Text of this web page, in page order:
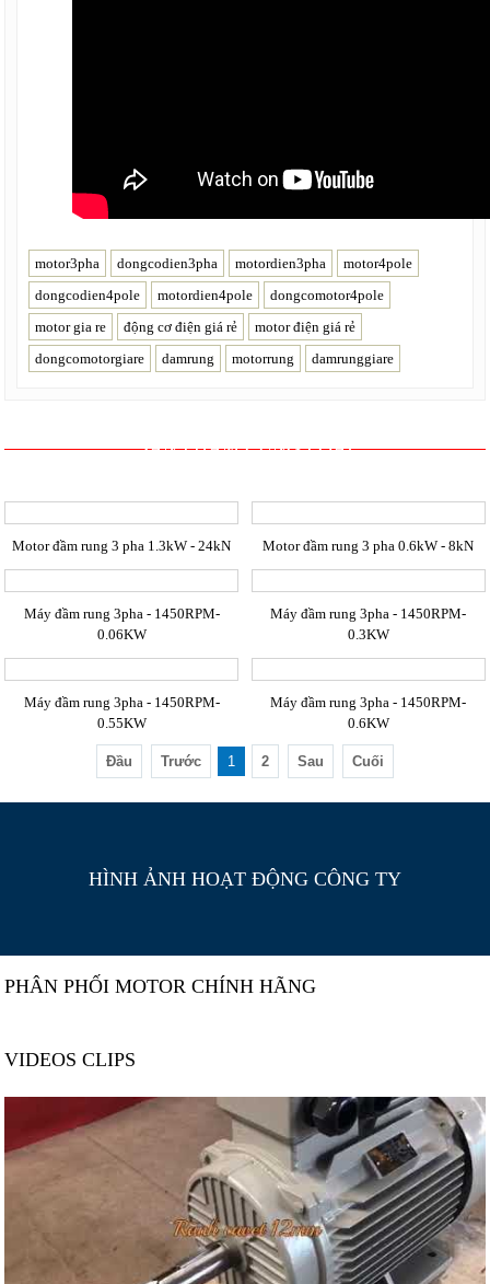
motor3pha dongcodien3pha motordien3pha
motor4pole
dongcodien4pole
motordien4pole
dongcomotor4pole
motor gia re
động cơ điện giá rẻ
motor điện giá rẻ
dongcomotorgiare
damrung motorrung damrunggiare
SẢN PHẨM CÙNG LOẠI
Motor đầm rung 3 pha 1.3kW - 24kN Motor đầm rung 3 pha 0.6kW - 8kN
Máy đầm rung 3pha - 1450RPM-
0.06KW
Máy đầm rung 3pha - 1450RPM-
0.3KW
Máy đầm rung 3pha - 1450RPM-
0.55KW
Máy đầm rung 3pha - 1450RPM-
0.6KW
Đầu Trước 1 2 Sau Cuối
HÌNH ẢNH HOẠT ĐỘNG CÔNG TY
PHÂN PHỐI MOTOR CHÍNH HÃNG
VIDEOS CLIPS